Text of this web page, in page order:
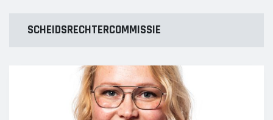
SCHEIDSRECHTERCOMMISSIE